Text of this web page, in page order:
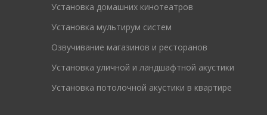
Установка домашних кинотеатров
Установка мультирум систем
Озвучивание магазинов и ресторанов
Установка уличной и ландшафтной акустики
Установка потолочной акустики в квартире